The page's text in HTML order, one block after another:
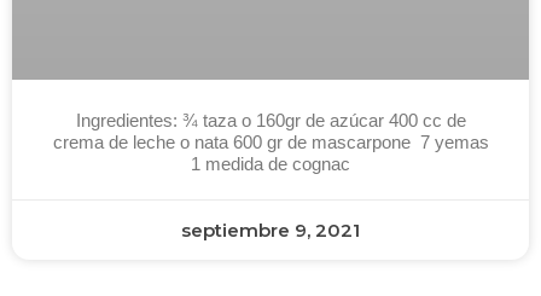
Ingredientes: ¾ taza o 160gr de azúcar 400 cc de
crema de leche o nata 600 gr de mascarpone 7 yemas
1 medida de cognac
septiembre 9, 2021